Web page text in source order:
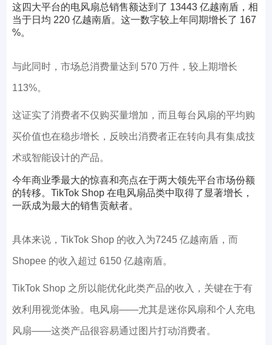
这四大平台的电风扇总销售额达到了 13443 亿越南盾，相
当于日均 220 亿越南盾。这一数字较上年同期增长了 167
%。
与此同时，市场总消费量达到 570 万件，较上期增长
113%。
这证实了消费者不仅购买量增加，而且每台风扇的平均购
买价值也在稳步增长，反映出消费者正在转向具有集成技
术或智能设计的产品。
今年商业季最大的惊喜和亮点在于两大领先平台市场份额
的转移。TikTok Shop 在电风扇品类中取得了显著增长，
一跃成为最大的销售贡献者。
具体来说，TikTok Shop 的收入为7245 亿越南盾，而
Shopee 的收入超过 6150 亿越南盾。
TikTok Shop 之所以能优化此类产品的收入，关键在于有
效利用视觉体验。电风扇——尤其是迷你风扇和个人充电
风扇——这类产品很容易通过图片打动消费者。